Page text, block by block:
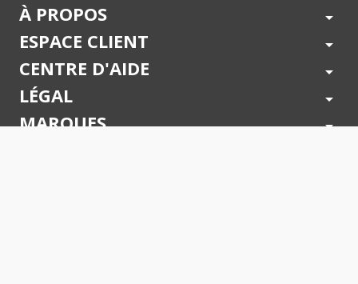
À PROPOS arrow_drop_down
ESPACE CLIENT arrow_drop_down
CENTRE D'AIDE arrow_drop_down
LÉGAL arrow_drop_down
MARQUES arrow_drop_down